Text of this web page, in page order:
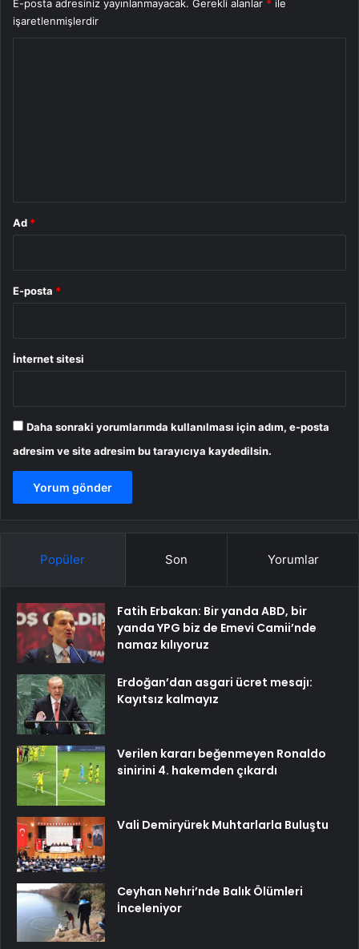
E-posta adresiniz yayınlanmayacak. Gerekli alanlar * ile
işaretlenmişlerdir
Ad *
E-posta *
İnternet sitesi
Daha sonraki yorumlarımda kullanılması için adım, e-posta
adresim ve site adresim bu tarayıcıya kaydedilsin.
Popüler Son Yorumlar
Fatih Erbakan: Bir yanda ABD, bir
yanda YPG biz de Emevi Camii’nde
namaz kılıyoruz
Erdoğan’dan asgari ücret mesajı:
Kayıtsız kalmayız
Verilen kararı beğenmeyen Ronaldo
sinirini 4. hakemden çıkardı
Vali Demiryürek Muhtarlarla Buluştu
Ceyhan Nehri’nde Balık Ölümleri
İnceleniyor